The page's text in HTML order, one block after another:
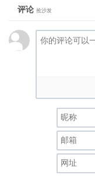
评论 抢沙发